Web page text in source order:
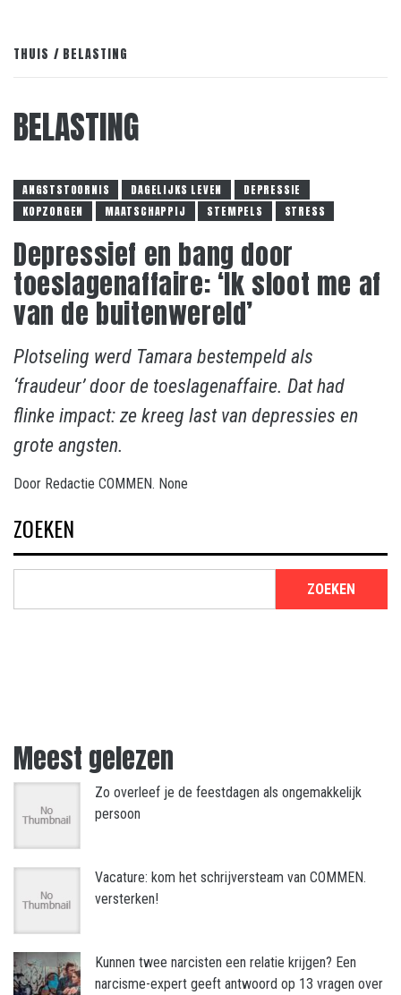
THUIS BELASTING
BELASTING
ANGSTSTOORNIS DAGELIJKS LEVEN
DEPRESSIE
KOPZORGEN
MAATSCHAPPIJ STEMPELS STRESS
Depressief en bang door
toeslagenaffaire: ‘Ik sloot me af
van de buitenwereld’
Plotseling werd Tamara bestempeld als
‘fraudeur’ door de toeslagenaffaire. Dat had
flinke impact: ze kreeg last van depressies en
grote angsten.
Door Redactie COMMEN. None
ZOEKEN
ZOEKEN
Meest gelezen
Zo overleef je de feestdagen als ongemakkelijk
persoon
Vacature: kom het schrijversteam van COMMEN.
versterken!
Kunnen twee narcisten een relatie krijgen? Een
narcisme-expert geeft antwoord op 13 vragen over